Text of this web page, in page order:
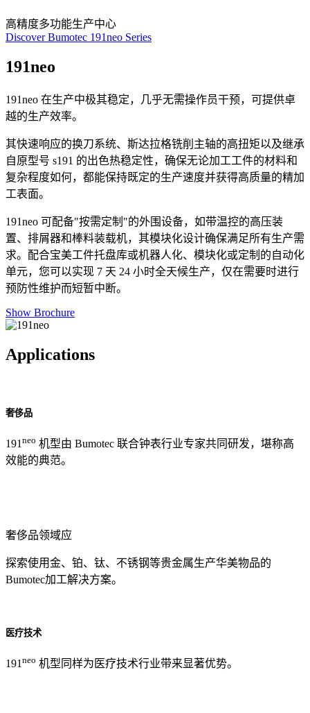
高精度多功能生产中心
Discover Bumotec 191neo Series
191neo
191neo 在生产中极其稳定，几乎无需操作员干预，可提供卓
越的生产效率。
其快速响应的换刀系统、斯达拉格铣削主轴的高扭矩以及继承
自原型号 s191 的出色热稳定性，确保无论加工工件的材料和
复杂程度如何，都能保持既定的生产速度并获得高质量的精加
工表面。
191neo 可配备"按需定制"的外围设备，如带温控的高压装
置、排屑器和棒料装载机，其模块化设计确保满足所有生产需
求。配合宝美工件托盘库或机器人化、模块化或定制的自动化
单元，您可以实现 7 天 24 小时全天候生产，仅在需要时进行
预防性维护而短暂中断。
Show Brochure
Applications
奢侈品
191 neo 机型由 Bumotec 联合钟表行业专家共同研发，堪称高
效能的典范。
奢侈品领域应
探索使用金、铂、钛、不锈钢等贵金属生产华美物品的
Bumotec加工解决方案。
医疗技术
191 neo 机型同样为医疗技术行业带来显著优势。